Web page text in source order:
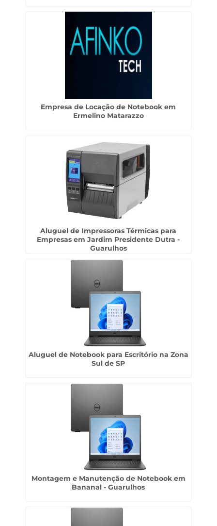
Empresa de Locação de Notebook em
Ermelino Matarazzo
Aluguel de Impressoras Térmicas para
Empresas em Jardim Presidente Dutra -
Guarulhos
Aluguel de Notebook para Escritório na Zona
Sul de SP
Montagem e Manutenção de Notebook em
Bananal - Guarulhos